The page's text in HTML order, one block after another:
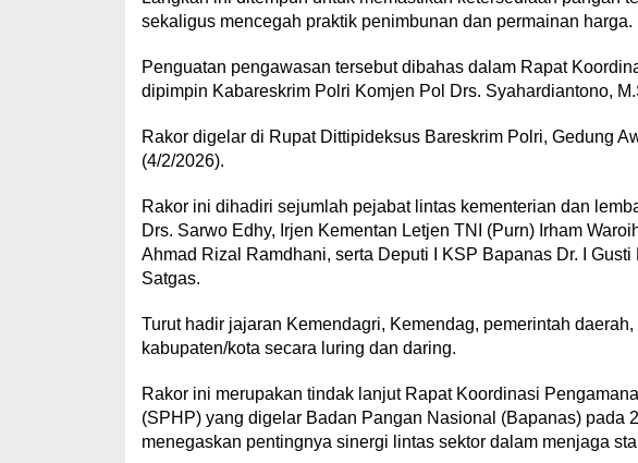
sekaligus mencegah praktik penimbunan dan permainan harga.
Penguatan pengawasan tersebut dibahas dalam Rapat
dipimpin Kabareskrim Polri Komjen Pol Drs. Syahardiantono,
Rakor digelar di Rupat Dittipideksus Bareskrim Polri, Gedung
(4/2/2026).
Rakor ini dihadiri sejumlah pejabat lintas kementerian dan
Drs. Sarwo Edhy, Irjen Kementan Letjen TNI (Purn) Irham
Ahmad Rizal Ramdhani, serta Deputi I KSP Bapanas Dr. I
Satgas.
Turut hadir jajaran Kemendagri, Kemendag, pemerintah
kabupaten/kota secara luring dan daring.
Rakor ini merupakan tindak lanjut Rapat Koordinasi
(SPHP) yang digelar Badan Pangan Nasional (Bapanas) pada
menegaskan pentingnya sinergi lintas sektor dalam menjaga